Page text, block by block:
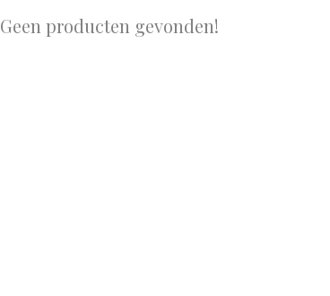
Geen producten gevonden!